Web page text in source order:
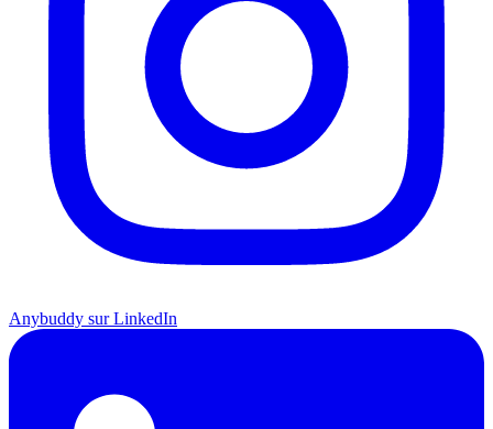
Anybuddy sur LinkedIn